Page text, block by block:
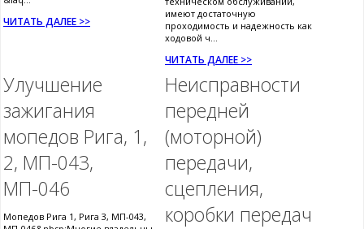
ЧИТАТЬ ДАЛЕЕ >>
имеют достаточную
проходимость и надежность как
ходовой ч...
ЧИТАТЬ ДАЛЕЕ >>
Улучшение
зажигания
мопедов Рига, 1,
2, МП-043,
МП-046
Мопедов Рига 1, Рига 3, МП-043,
Неисправности
передней
(моторной)
передачи,
сцепления,
коробки передач